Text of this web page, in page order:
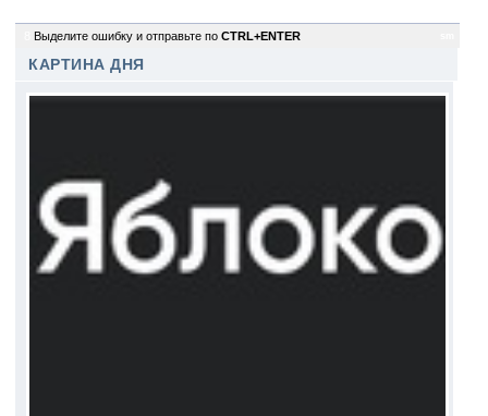
Выделите ошибку и отправьте по CTRL+ENTER
КАРТИНА ДНЯ